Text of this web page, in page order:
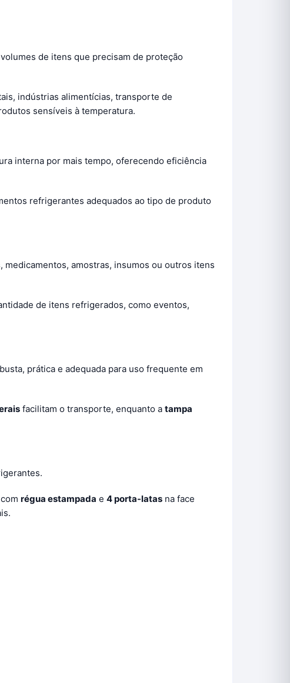
de itens que precisam de proteção
indústrias alimentícias, transporte de
sensíveis à temperatura.
interna por mais tempo, oferecendo eficiência
refrigerantes adequados ao tipo de produto
amostras, insumos ou outros itens
de itens refrigerados, como eventos,
prática e adequada para uso frequente em
facilitam o transporte, enquanto a tampa
régua estampada e 4 porta-latas na face